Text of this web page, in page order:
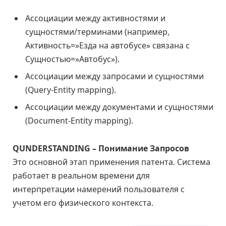
Ассоциации между активностями и
сущностями/терминами (например,
Активность=»Езда на автобусе» связана с
Сущностью=»Автобус»).
Ассоциации между запросами и сущностями
(Query-Entity mapping).
Ассоциации между документами и сущностями
(Document-Entity mapping).
QUNDERSTANDING – Понимание Запросов
Это основной этап применения патента. Система
работает в реальном времени для
интерпретации намерений пользователя с
учетом его физического контекста.